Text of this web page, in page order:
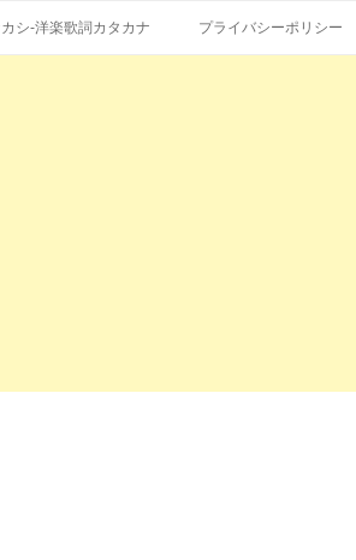
意味、読み方
ン
ン
シ-洋楽歌詞カタカナ プライバシーポリシー